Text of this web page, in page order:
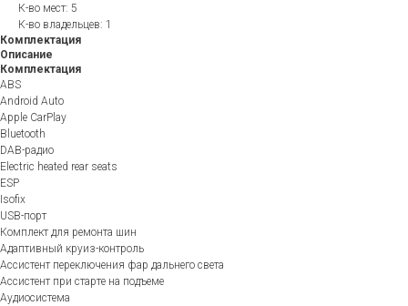
К-во мест: 5
К-во владельцев: 1
Комплектация
Описание
Комплектация
ABS
Android Auto
Apple CarPlay
Bluetooth
DAB-радио
Electric heated rear seats
ESP
Isofix
USB-порт
Комплект для ремонта шин
Адаптивный круиз-контроль
Ассистент переключения фар дальнего света
Ассистент при старте на подъеме
Аудиосистема